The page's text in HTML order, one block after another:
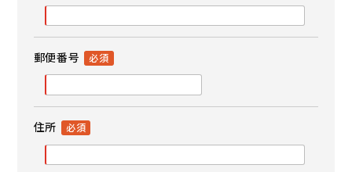
郵便番号
住所